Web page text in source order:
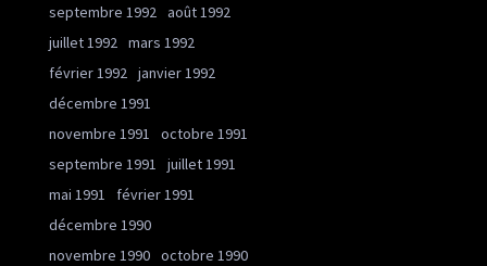
septembre 1992 août 1992
juillet 1992 mars 1992
février 1992 janvier 1992
décembre 1991
novembre 1991
octobre 1991
septembre 1991
juillet 1991
mai 1991
février 1991
décembre 1990
novembre 1990 octobre 1990